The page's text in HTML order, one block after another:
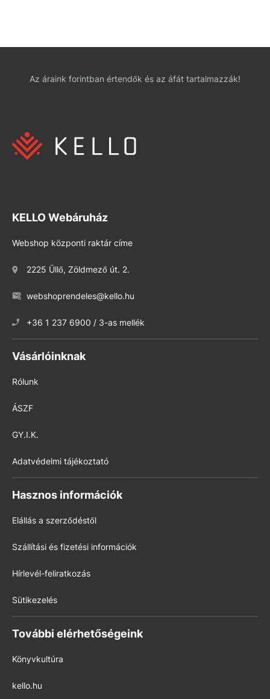
Az áraink forintban értendők és az áfát tartalmazzák!
KELLO Webáruház
Webshop központi raktár címe
2225 Üllő, Zöldmező út. 2.
webshoprendeles@kello.hu
+36 1 237 6900 / 3-as mellék
Vásárlóinknak
Rólunk
ÁSZF
GY.I.K.
Adatvédelmi tájékoztató
Hasznos információk
Elállás a szerződéstől
Szállítási és fizetési információk
Hírlevél-feliratkozás
Sütikezelés
További elérhetőségeink
Könyvkultúra
kello.hu